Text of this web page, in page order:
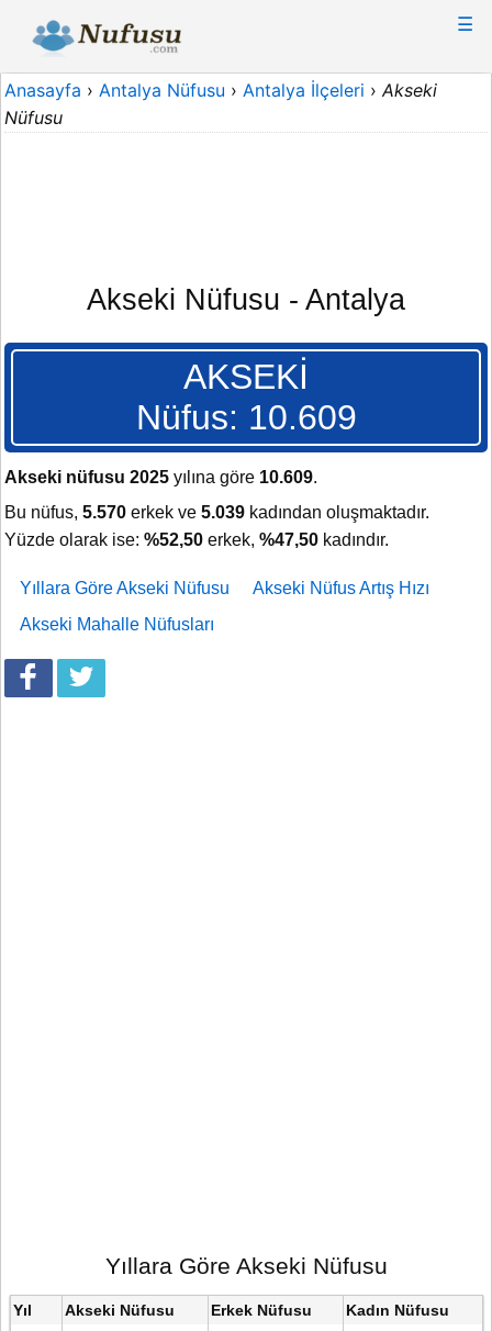
☰
Anasayfa › Antalya Nüfusu › Antalya İlçeleri › Akseki
Nüfusu
Akseki Nüfusu - Antalya
AKSEKİ
Nüfus: 10.609
Akseki nüfusu 2025 yılına göre 10.609.
Bu nüfus, 5.570 erkek ve 5.039 kadından oluşmaktadır.
Yüzde olarak ise: %52,50 erkek, %47,50 kadındır.
Yıllara Göre Akseki Nüfusu
Akseki Nüfus Artış Hızı
Akseki Mahalle Nüfusları
Yıllara Göre Akseki Nüfusu
Yıl Akseki Nüfusu Erkek Nüfusu
Kadın Nüfusu